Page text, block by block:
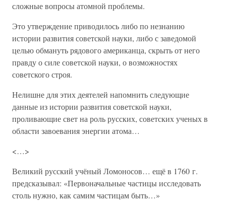
сложные вопросы атомной проблемы.
Это утверждение приводилось либо по незнанию
истории развития советской науки, либо с заведомой
целью обмануть рядового американца, скрыть от него
правду о силе советской науки, о возможностях
советского строя.
Нелишне для этих деятелей напомнить следующие
данные из истории развития советской науки,
проливающие свет на роль русских, советских ученых в
области завоевания энергии атома…
<…>
Великий русский учёный Ломоносов… ещё в 1760 г.
предсказывал: «Первоначальные частицы исследовать
столь нужно, как самим частицам быть…»